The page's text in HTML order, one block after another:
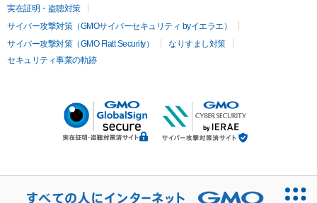
実在証明・盗聴対策
サイバー攻撃対策（GMOサイバーセキュリティ byイエラエ）
サイバー攻撃対策（GMO Flatt Security）
なりすまし対策
セキュリティ事業の軌跡